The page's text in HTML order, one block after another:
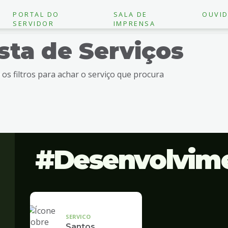
PORTAL DO
SERVIDOR
SALA DE
IMPRENSA
de Serviços
os filtros para achar o serviço que procura
SERVICO